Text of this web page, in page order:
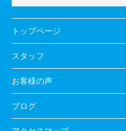
トップページ
スタッフ
お客様の声
ブログ